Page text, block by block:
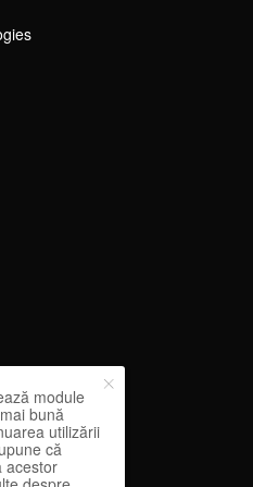
module
bună
utilizării
că
acestor